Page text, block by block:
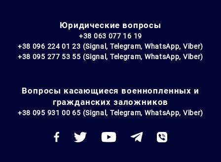
Юридические вопросы
+38 063 077 16 19
+38 096 224 01 23 (Signal, Telegram, WhatsApp, Viber)
+38 095 277 53 55 (Signal, Telegram, WhatsApp, Viber)
Вопросы касающиеся военнопленных и
гражданских заложников
+38 095 931 00 65 (Signal, Telegram, WhatsApp, Viber)